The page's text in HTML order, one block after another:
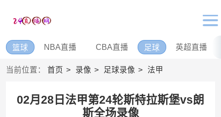
篮球 NBA直播 CBA直播 足球 英超直播
当前位置： 首页 录像 足球录像 法甲
02月28日法甲第24轮斯特拉斯堡vs朗
斯全场录像